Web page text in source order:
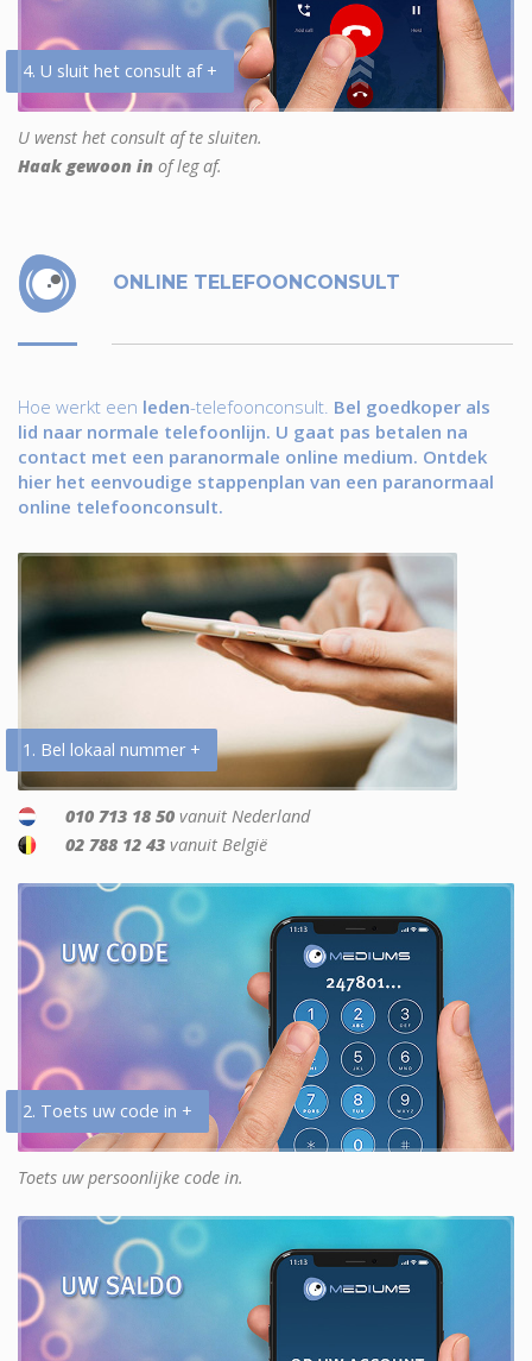
4. U sluit het consult af +
U wenst het consult af te sluiten.
Haak gewoon in of leg af.
ONLINE TELEFOONCONSULT
Hoe werkt een leden-telefoonconsult. Bel goedkoper als
lid naar normale telefoonlijn. U gaat pas betalen na
contact met een paranormale online medium. Ontdek
hier het eenvoudige stappenplan van een paranormaal
online telefoonconsult.
1. Bel lokaal nummer +
010 713 18 50 vanuit Nederland
02 788 12 43 vanuit België
2. Toets uw code in +
Toets uw persoonlijke code in.